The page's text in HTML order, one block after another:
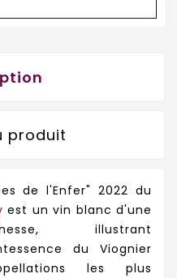
produit
de l'Enfer" 2022 du
est un vin blanc d'une
illustrant
du Viognier
les plus